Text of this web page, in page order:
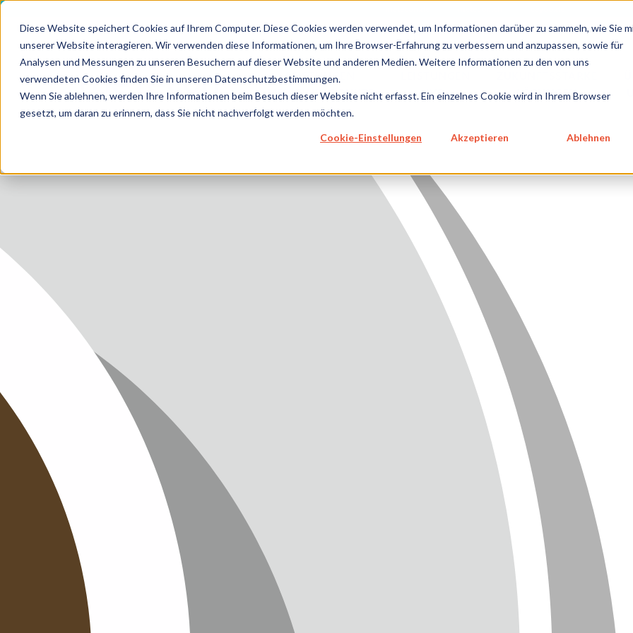
Diese Website speichert Cookies auf Ihrem Computer. Diese Cookies werden verwendet, um Informationen darüber zu sammeln, wie Sie
unserer Website interagieren. Wir verwenden diese Informationen, um Ihre Browser-Erfahrung zu verbessern und anzupassen, sowie für
Analysen und Messungen zu unseren Besuchern auf dieser Website und anderen Medien. Weitere Informationen zu den von uns
verwendeten Cookies finden Sie in unseren Datenschutzbestimmungen.
Wenn Sie ablehnen, werden Ihre Informationen beim Besuch dieser Website nicht erfasst. Ein einzelnes Cookie wird in Ihrem Browser
gesetzt, um daran zu erinnern, dass Sie nicht nachverfolgt werden möchten.
Cookie-Einstellungen Akzeptieren Ablehnen
LEISTUNGEN
MEDIZINPRODUKTE
IVD
LÖSUNGEN
HOME
LEISTUNGEN MEDIZINPRODUKTE
ZUKUNFTSSTARKE LÖSUNGEN